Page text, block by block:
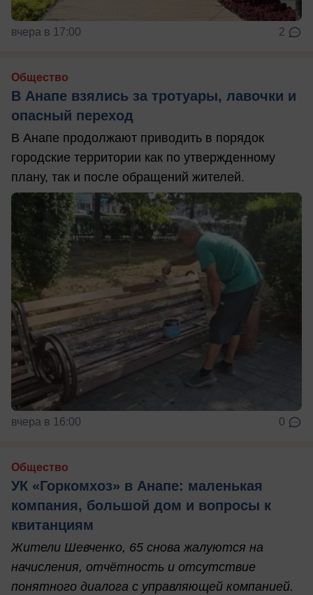
вчера в 17:00 2
Общество
В Анапе взялись за тротуары, лавочки и
опасный переход
В Анапе продолжают приводить в порядок
городские территории как по утвержденному
плану, так и после обращений жителей.
вчера в 16:00 0
Общество
УК «Горкомхоз» в Анапе: маленькая
компания, большой дом и вопросы к
квитанциям
Жители Шевченко, 65 снова жалуются на
начисления, отчётность и отсутствие
понятного диалога с управляющей компанией.